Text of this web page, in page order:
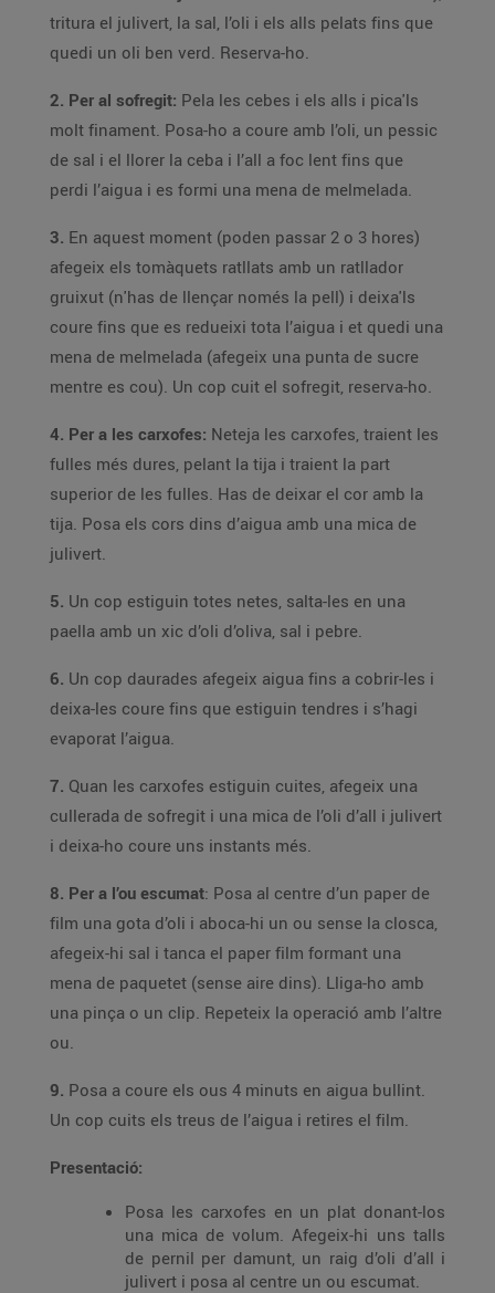
tritura el julivert, la sal, l’oli i els alls pelats fins que
quedi un oli ben verd. Reserva-ho.
2. Per al sofregit: Pela les cebes i els alls i pica'ls
molt finament. Posa-ho a coure amb l’oli, un pessic
de sal i el llorer la ceba i l’all a foc lent fins que
perdi l’aigua i es formi una mena de melmelada.
3. En aquest moment (poden passar 2 o 3 hores)
afegeix els tomàquets ratllats amb un ratllador
gruixut (n'has de llençar només la pell) i deixa'ls
coure fins que es redueixi tota l’aigua i et quedi una
mena de melmelada (afegeix una punta de sucre
mentre es cou). Un cop cuit el sofregit, reserva-ho.
4. Per a les carxofes: Neteja les carxofes, traient les
fulles més dures, pelant la tija i traient la part
superior de les fulles. Has de deixar el cor amb la
tija. Posa els cors dins d’aigua amb una mica de
julivert.
5. Un cop estiguin totes netes, salta-les en una
paella amb un xic d’oli d’oliva, sal i pebre.
6. Un cop daurades afegeix aigua fins a cobrir-les i
deixa-les coure fins que estiguin tendres i s’hagi
evaporat l’aigua.
7. Quan les carxofes estiguin cuites, afegeix una
cullerada de sofregit i una mica de l’oli d’all i julivert
i deixa-ho coure uns instants més.
8. Per a l’ou escumat: Posa al centre d’un paper de
film una gota d’oli i aboca-hi un ou sense la closca,
afegeix-hi sal i tanca el paper film formant una
mena de paquetet (sense aire dins). Lliga-ho amb
una pinça o un clip. Repeteix la operació amb l’altre
ou.
9. Posa a coure els ous 4 minuts en aigua bullint.
Un cop cuits els treus de l’aigua i retires el film.
Presentació:
Posa les carxofes en un plat donant-los
una mica de volum. Afegeix-hi uns talls
de pernil per damunt, un raig d’oli d’all i
julivert i posa al centre un ou escumat.